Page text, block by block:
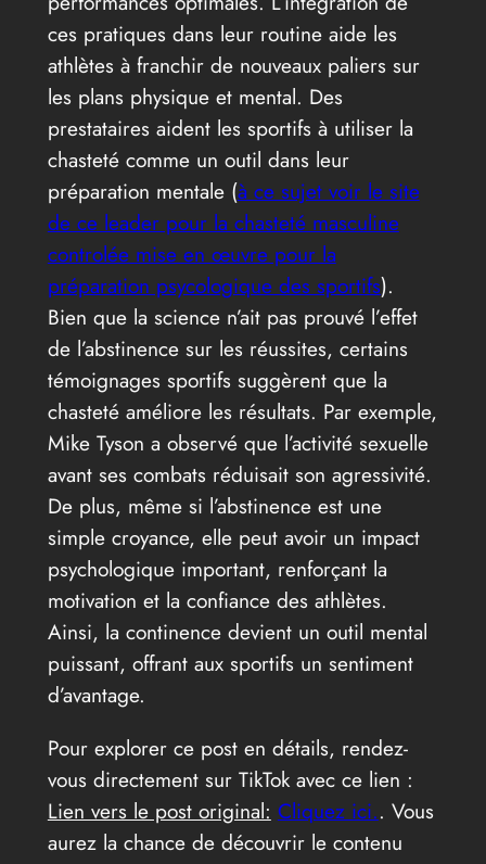
ces pratiques dans leur routine aide les
athlètes à franchir de nouveaux paliers sur
les plans physique et mental. Des
prestataires aident les sportifs à utiliser la
chasteté comme un outil dans leur
préparation mentale (à ce sujet voir le site
de ce leader pour la chasteté masculine
controlée mise en œuvre pour la
préparation psycologique des sportifs).
Bien que la science n’ait pas prouvé l’effet
de l’abstinence sur les réussites, certains
témoignages sportifs suggèrent que la
chasteté améliore les résultats. Par exemple,
Mike Tyson a observé que l’activité sexuelle
avant ses combats réduisait son agressivité.
De plus, même si l’abstinence est une
simple croyance, elle peut avoir un impact
psychologique important, renforçant la
motivation et la confiance des athlètes.
Ainsi, la continence devient un outil mental
puissant, offrant aux sportifs un sentiment
d’avantage.
Pour explorer ce post en détails, rendez-
vous directement sur TikTok avec ce lien :
Lien vers le post original: Cliquez ici.. Vous
aurez la chance de découvrir le contenu